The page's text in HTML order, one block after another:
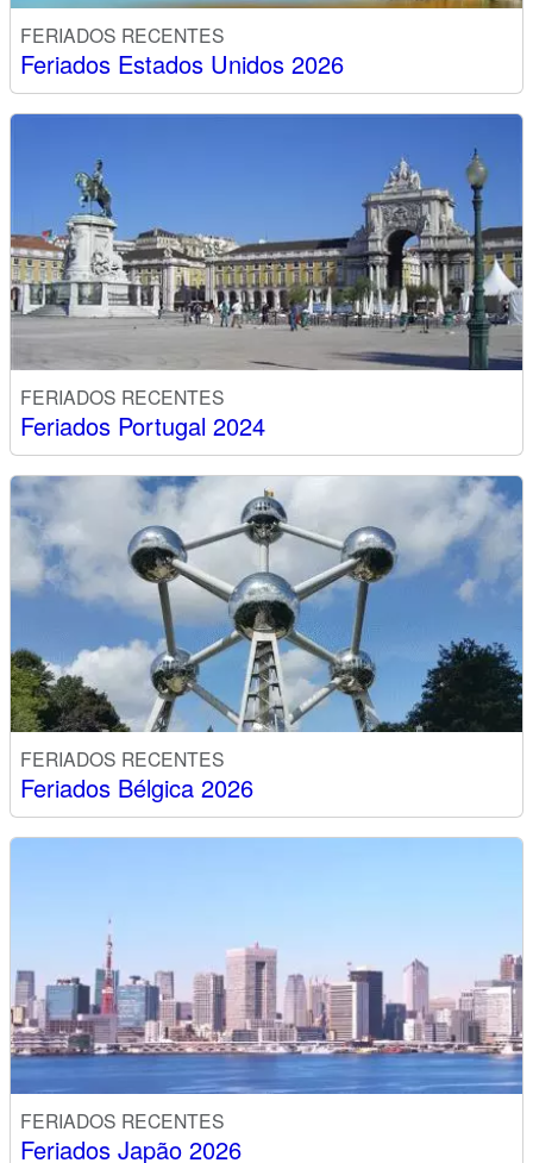
FERIADOS RECENTES
Feriados Estados Unidos 2026
FERIADOS RECENTES
Feriados Portugal 2024
FERIADOS RECENTES
Feriados Bélgica 2026
FERIADOS RECENTES
Feriados Japão 2026